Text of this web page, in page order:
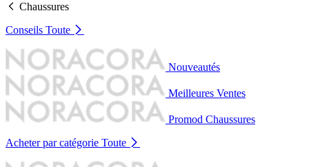
Chaussures
Conseils Toute
Nouveautés
Meilleures Ventes
Promod Chaussures
Acheter par catégorie Toute